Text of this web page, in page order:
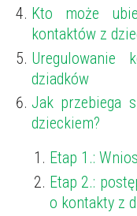
Kto może
kontaktów z
Uregulowanie
dziadków
Jak przebiega
dzieckiem?
Etap 1.:
Etap 2.:
o kontakty z